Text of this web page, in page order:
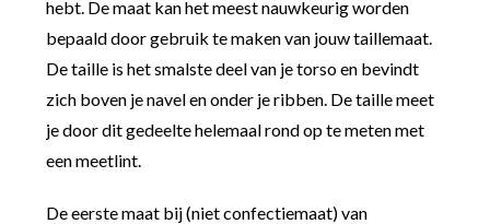
hebt. De maat kan het meest nauwkeurig worden
bepaald door gebruik te maken van jouw taillemaat.
De taille is het smalste deel van je torso en bevindt
zich boven je navel en onder je ribben. De taille meet
je door dit gedeelte helemaal rond op te meten met
een meetlint.
De eerste maat bij (niet confectiemaat) van